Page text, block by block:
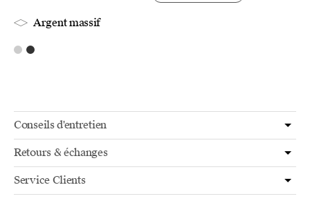
Argent massif
Conseils d'entretien
Retours & échanges
Service Clients